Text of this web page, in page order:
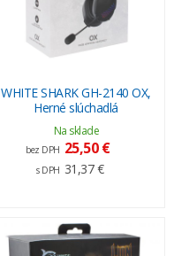
WHITE SHARK GH-2140 OX,
Herné slúchadlá
Na sklade
bez DPH 25,50 €
s DPH 31,37 €